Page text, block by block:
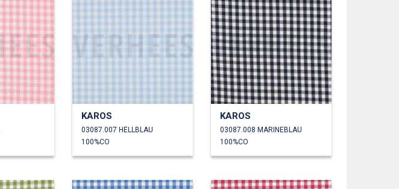
KAROS
03087.007 HELLBLAU
100%CO
KAROS
03087.008 MARINEBLAU
100%CO